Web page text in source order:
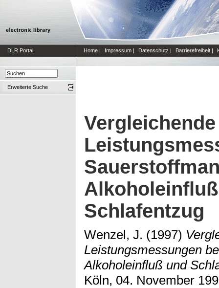
DLR Portal Home | Impressum | Datenschutz | Barrierefreiheit |
Erweiterte Suche
Vergleichende
Schlafentzug
Wenzel, J. (1997)
Leistungsmessungen
Alkoholeinfluß und
Köln, 04. November